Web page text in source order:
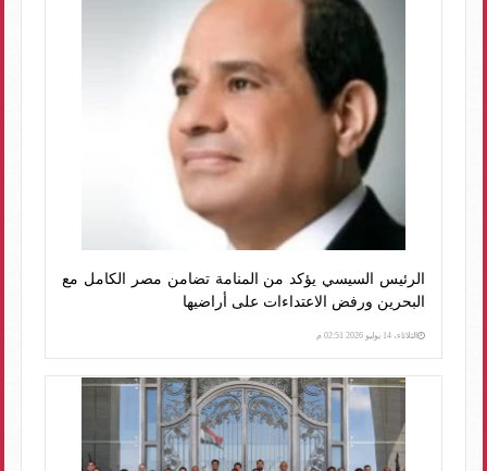
الرئيس السيسي يؤكد من المنامة تضامن مصر الكامل مع
البحرين ورفض الاعتداءات على أراضيها
الثلاثاء، 14 يوليو 2026 02:51 م